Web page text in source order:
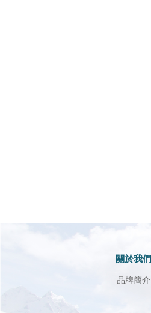
關於我們
品牌簡介